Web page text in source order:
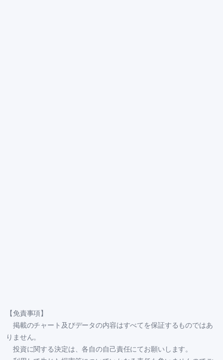
【免責事項】
掲載のチャート及びデータの内容はすべてを保証するものではあ
りません。
投資に関する決定は、各自の自己責任にてお願いします。